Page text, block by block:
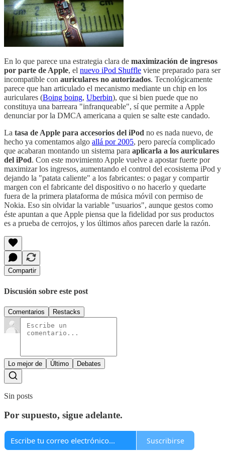
En lo que parece una estrategia clara de maximización de ingresos
por parte de Apple, el nuevo iPod Shuffle viene preparado para ser
incompatible con auriculares no autorizados. Tecnológicamente
parece que han articulado el mecanismo mediante un chip en los
auriculares (Boing boing, Uberbin), que si bien puede que no
constituya una barreara "infranqueable", sí que permite a Apple
denunciar por la DMCA americana a quien se salte este candado.
La tasa de Apple para accesorios del iPod no es nada nuevo, de
hecho ya comentamos algo allá por 2005, pero parecía complicado
que acabaran montando un sistema para aplicarla a los auriculares
del iPod. Con este movimiento Apple vuelve a apostar fuerte por
maximizar los ingresos, aumentando el control del ecosistema iPod y
dejando la "patata caliente" a los fabricantes: o pagar y compartir
margen con el fabricante del dispositivo o no hacerlo y quedarte
fuera de la primera plataforma de música móvil con permiso de
Nokia. Eso sin olvidar la variable "usuarios", aunque gestos como
éste apuntan a que Apple piensa que la fidelidad por sus productos
es a prueba de cerrojos, y los últimos años parecen darle la razón.
Compartir
Discusión sobre este post
Comentarios Restacks
Lo mejor de Último Debates
Sin posts
Por supuesto, sigue adelante.
Suscribirse